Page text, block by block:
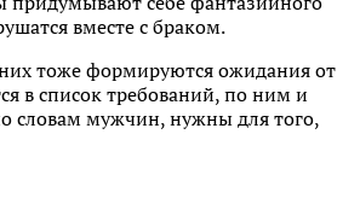
вместе с браком.
тоже формируются ожидания от
в список требований, по ним и
словам мужчин, нужны для того,